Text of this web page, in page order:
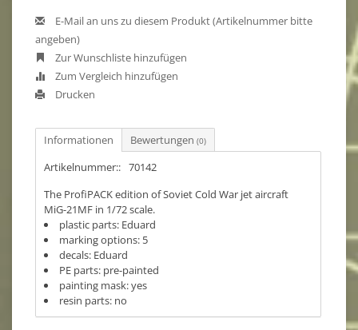
E-Mail an uns zu diesem Produkt (Artikelnummer bitte
angeben)
Zur Wunschliste hinzufügen
Zum Vergleich hinzufügen
Drucken
Informationen Bewertungen (0)
Artikelnummer:: 70142
The ProfiPACK edition of Soviet Cold War jet aircraft
MiG-21MF in 1/72 scale.
plastic parts: Eduard
marking options: 5
decals: Eduard
PE parts: pre-painted
painting mask: yes
resin parts: no